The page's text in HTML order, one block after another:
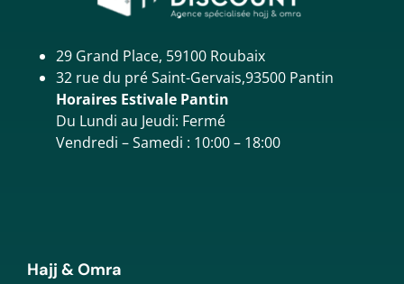
29 Grand Place, 59100 Roubaix
32 rue du pré Saint-Gervais,93500 Pantin
Horaires Estivale Pantin
Du Lundi au Jeudi: Fermé
Vendredi – Samedi : 10:00 – 18:00
Hajj & Omra